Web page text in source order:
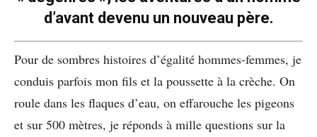
d’avant devenu un nouveau père.
Pour de sombres histoires d’égalité hommes-femmes, je
conduis parfois mon fils et la poussette à la crèche. On
roule dans les flaques d’eau, on effarouche les pigeons
et sur 500 mètres, je réponds à mille questions sur la